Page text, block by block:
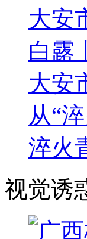
大安
白露
大安
从“
淬火
视觉诱